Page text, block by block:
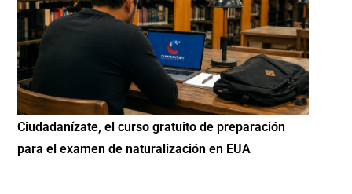
Si eres residente ingresa a Ciudadanízate, el curso
gratuito de preparación para el examen de